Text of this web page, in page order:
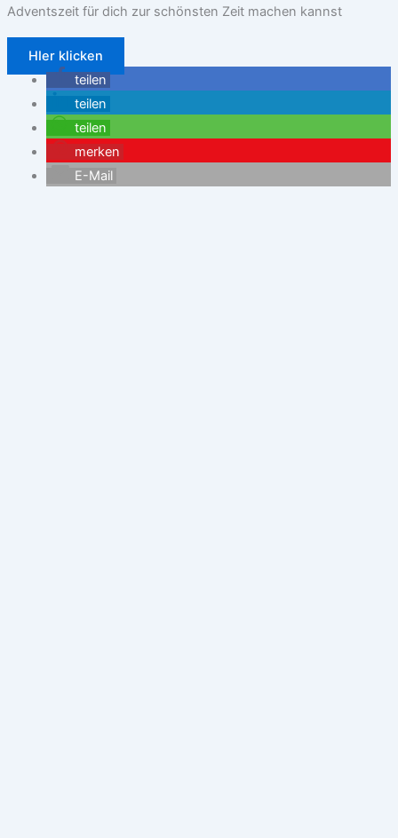
Adventszeit für dich zur schönsten Zeit machen kannst
HIer klicken
teilen
teilen
teilen
merken
E-Mail